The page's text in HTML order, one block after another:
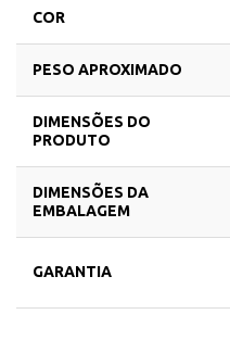
COR
PESO APROXIMADO
DIMENSÕES DO
PRODUTO
DIMENSÕES DA
EMBALAGEM
GARANTIA